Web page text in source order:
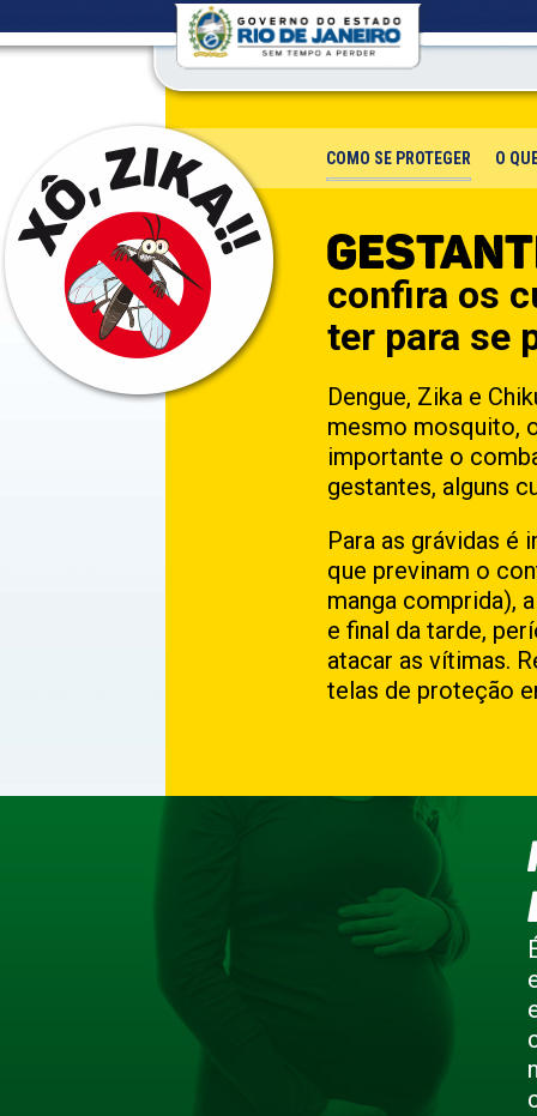
COMO SE PROTEGER O
confira os
ter para se
Dengue, Zika e
mesmo mosquito,
importante o
gestantes, alguns
Para as grávidas é
que previnam o
manga comprida),
e final da tarde,
atacar as vítimas.
telas de proteção